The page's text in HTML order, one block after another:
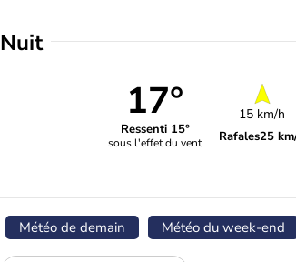
Nuit
17°
Ressenti 15°
sous l'effet du vent
15 km/h
Rafales25
Météo de demain Météo du week-end